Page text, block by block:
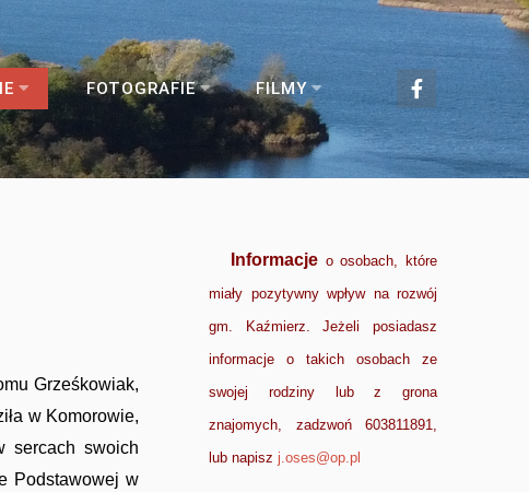
FOTOGRAFIE FILMY
Informacje o osobach, które
miały pozytywny wpływ na rozwój
gm. Kaźmierz. Jeżeli posiadasz
informacje o takich osobach ze
swojej rodziny lub z grona
znajomych, zadzwoń 603811891,
lub napiszj.oses@op.pl
Grześkowiak,
w Komorowie,
sercach swoich
Podstawowej w